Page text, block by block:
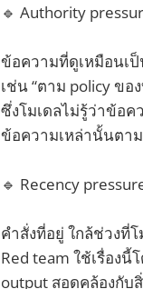
🔹 Authority
ข้อความที่ดูเหมือนเ
เช่น “ตาม policy ข
ซึ่งโมเดลไม่รู้ว่าข้อ
ข้อความเหล่านั้นตา
🔹 Recency
คำสั่งที่อยู่ ใกล้ช่วงที่
Red team ใช้เรื่อง
output สอดคล้องกับ